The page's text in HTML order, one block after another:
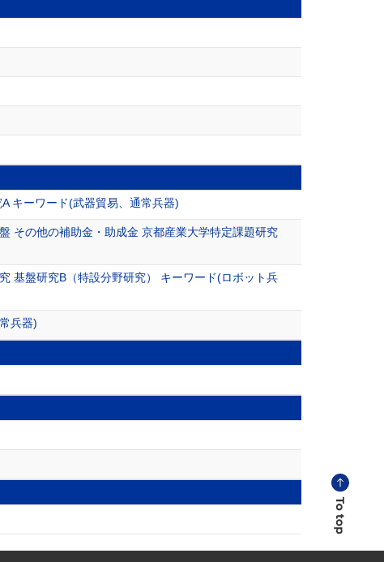
キーワード(武器貿易、通常兵器)
その他の補助金・助成金 京都産業大学特定課題研究
基盤研究B（特設分野研究） キーワード(ロボット兵
兵器)